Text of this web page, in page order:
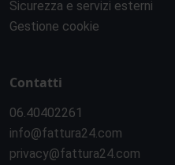
Sicurezza e servizi esterni
Gestione cookie
Contatti
06.40402261
info@fattura24.com
privacy@fattura24.com